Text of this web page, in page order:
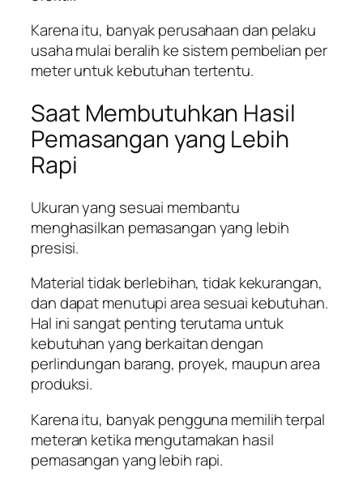
Karena itu, banyak perusahaan dan pelaku
usaha mulai beralih ke sistem pembelian per
meter untuk kebutuhan tertentu.
Saat Membutuhkan Hasil
Pemasangan yang Lebih
Rapi
Ukuran yang sesuai membantu
menghasilkan pemasangan yang lebih
presisi.
Material tidak berlebihan, tidak kekurangan,
dan dapat menutupi area sesuai kebutuhan.
Hal ini sangat penting terutama untuk
kebutuhan yang berkaitan dengan
perlindungan barang, proyek, maupun area
produksi.
Karena itu, banyak pengguna memilih terpal
meteran ketika mengutamakan hasil
pemasangan yang lebih rapi.